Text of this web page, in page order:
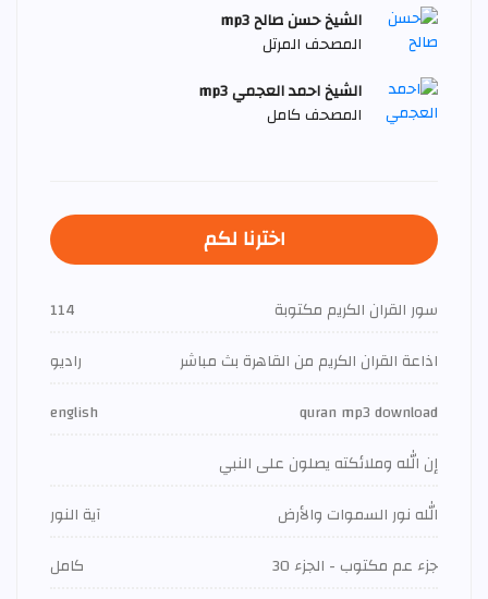
الشيخ حسن صالح mp3
المصحف المرتل
الشيخ احمد العجمي mp3
المصحف كامل
اخترنا لكم
سور القران الكريم مكتوبة
114
اذاعة القران الكريم من القاهرة بث مباشر
راديو
quran mp3 download
english
إن الله وملائكته يصلون على النبي
الله نور السموات والأرض
آية النور
جزء عم مكتوب - الجزء 30
كامل